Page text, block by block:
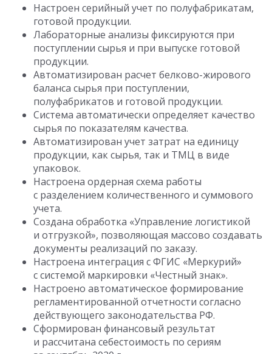
Настроен серийный учет по полуфабрикатам,
готовой продукции.
Лабораторные анализы фиксируются при
поступлении сырья и при выпуске готовой
продукции.
Автоматизирован расчет белково-жирового
баланса сырья при поступлении,
полуфабрикатов и готовой продукции.
Система автоматически определяет качество
сырья по показателям качества.
Автоматизирован учет затрат на единицу
продукции, как сырья, так и ТМЦ в виде
упаковок.
Настроена ордерная схема работы
с разделением количественного и суммового
учета.
Создана обработка «Управление логистикой
и отгрузкой», позволяющая массово создавать
документы реализаций по заказу.
Настроена интеграция с ФГИС «Меркурий»
с системой маркировки «Честный знак».
Настроено автоматическое формирование
регламентированной отчетности согласно
действующего законодательства РФ.
Сформирован финансовый результат
и рассчитана себестоимость по сериям